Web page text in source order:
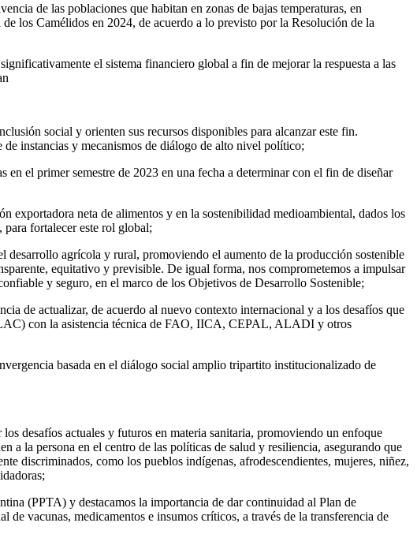
de las poblaciones que habitan en zonas de bajas temperaturas, en
los Camélidos en 2024, de acuerdo a lo previsto por la Resolución de la
el sistema financiero global a fin de mejorar la respuesta a las
social y orienten sus recursos disponibles para alcanzar este fin.
de instancias y mecanismos de diálogo de alto nivel político;
el primer semestre de 2023 en una fecha a determinar con el fin de diseñar
exportadora neta de alimentos y en la sostenibilidad medioambiental, dados los
fortalecer este rol global;
desarrollo agrícola y rural, promoviendo el aumento de la producción sostenible
equitativo y previsible. De igual forma, nos comprometemos a impulsar
y seguro, en el marco de los Objetivos de Desarrollo Sostenible;
de actualizar, de acuerdo al nuevo contexto internacional y a los desafíos que
con la asistencia técnica de FAO, IICA, CEPAL, ALADI y otros
basada en el diálogo social amplio tripartito institucionalizado de
desafíos actuales y futuros en materia sanitaria, promoviendo un enfoque
a la persona en el centro de las políticas de salud y resiliencia, asegurando que
discriminados, como los pueblos indígenas, afrodescendientes, mujeres, niñez,
(PPTA) y destacamos la importancia de dar continuidad al Plan de
vacunas, medicamentos e insumos críticos, a través de la transferencia de